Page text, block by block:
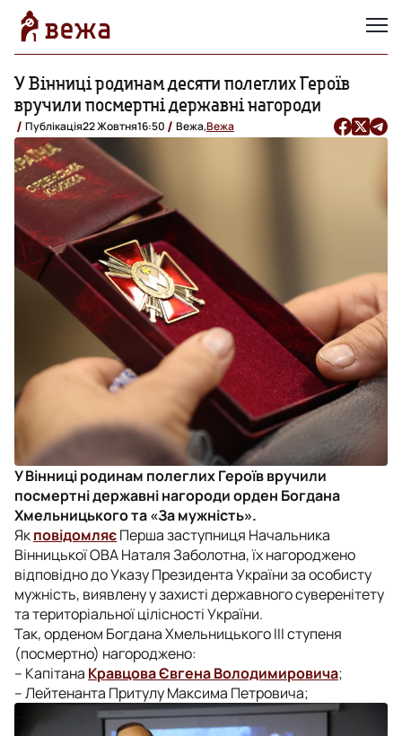
У Вінниці родинам десяти полеглих Героїв
вручили посмертні державні нагороди
Публікація22 Жовтня16:50 Вежа,Вежа
У Вінниці родинам полеглих Героїв вручили
посмертні державні нагороди орден Богдана
Хмельницького та «За мужність».
ЯкповідомляєПерша заступниця Начальника
Вінницької ОВА Наталя Заболотна, їх нагороджено
відповідно до Указу Президента України за особисту
мужність, виявлену у захисті державного суверенітету
та територіальної цілісності України.
Так, орденом Богдана Хмельницького ІІІ ступеня
(посмертно) нагороджено:
– Капітана Кравцова Євгена Володимировича;
– Лейтенанта Притулу Максима Петровича;